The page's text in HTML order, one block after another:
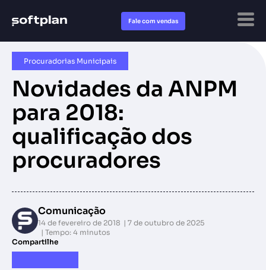
Fale com vendas
Procuradorias Municipais
Novidades da ANPM
para 2018:
qualificação dos
procuradores
Comunicação
14 de fevereiro de 2018
7 de outubro de 2025
Tempo: 4 minutos
Compartilhe